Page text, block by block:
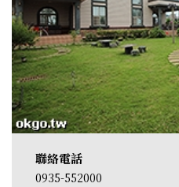
聯絡電話
0935-552000